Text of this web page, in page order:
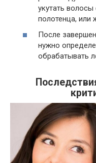
укутать
полотенца, или
После
нужно
обрабатывать